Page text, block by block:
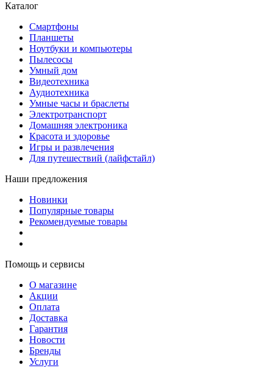
Каталог
Смартфоны
Планшеты
Ноутбуки и компьютеры
Пылесосы
Умный дом
Видеотехника
Аудиотехника
Умные часы и браслеты
Электротранспорт
Домашняя электроника
Красота и здоровье
Игры и развлечения
Для путешествий (лайфстайл)
Наши предложения
Новинки
Популярные товары
Рекомендуемые товары
Помощь и сервисы
О магазине
Акции
Оплата
Доставка
Гарантия
Новости
Бренды
Услуги